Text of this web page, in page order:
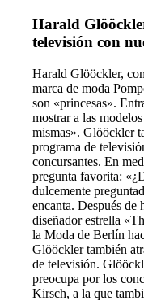
Harald
televisión con
Harald Glööckler,
marca de moda
son «princesas».
mostrar a las
mismas». Glööckler
programa de
concursantes. En
pregunta favorita:
dulcemente
encanta. Después
diseñador estrella
la Moda de Berlín
Glööckler también
de televisión.
preocupa por los
Kirsch, a la que